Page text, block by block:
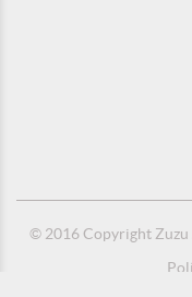
© 2016 Copyright Zuzu